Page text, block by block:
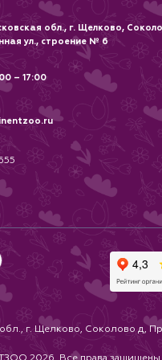
обл., г. Щелково,
ул., строение № 6
– 17:00
обл., г. Щелково, Соколово д,
2026. Все права защищены.